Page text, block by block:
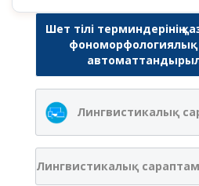
Шет тілі терминдерінің
фономорфологиялық
Лингвистикалық
Лингвистикалық